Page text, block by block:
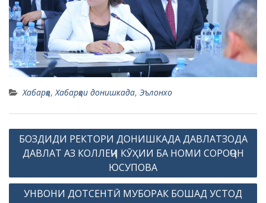
Хабарҳо,Хабарҳои донишкада, Эълонхо
P
t
БОЗДИДИ РЕКТОРИ ДОНИШКАДА ДАВЛАТЗОДА
ДАВЛАТ АЗ КОЛЛЕҶИ КӮҲИИ БА НОМИ СОРОҶОН
ЮСУПОВА
УНВОНИ ДОТСЕНТӢ МУБОРАК БОШАД УСТОД